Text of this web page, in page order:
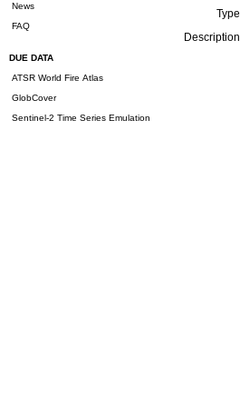
News
FAQ
DUE DATA
ATSR World Fire Atlas
GlobCover
Sentinel-2 Time Series Emulation
Type
Description